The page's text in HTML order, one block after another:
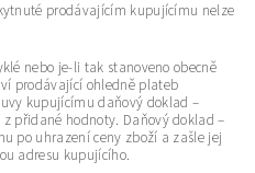
prodávajícím kupujícímu nelze
nebo je-li tak stanoveno obecně
prodávající ohledně plateb
kupujícímu daňový doklad –
přidané hodnoty. Daňový doklad –
po uhrazení ceny zboží a zašle jej
adresu kupujícího.